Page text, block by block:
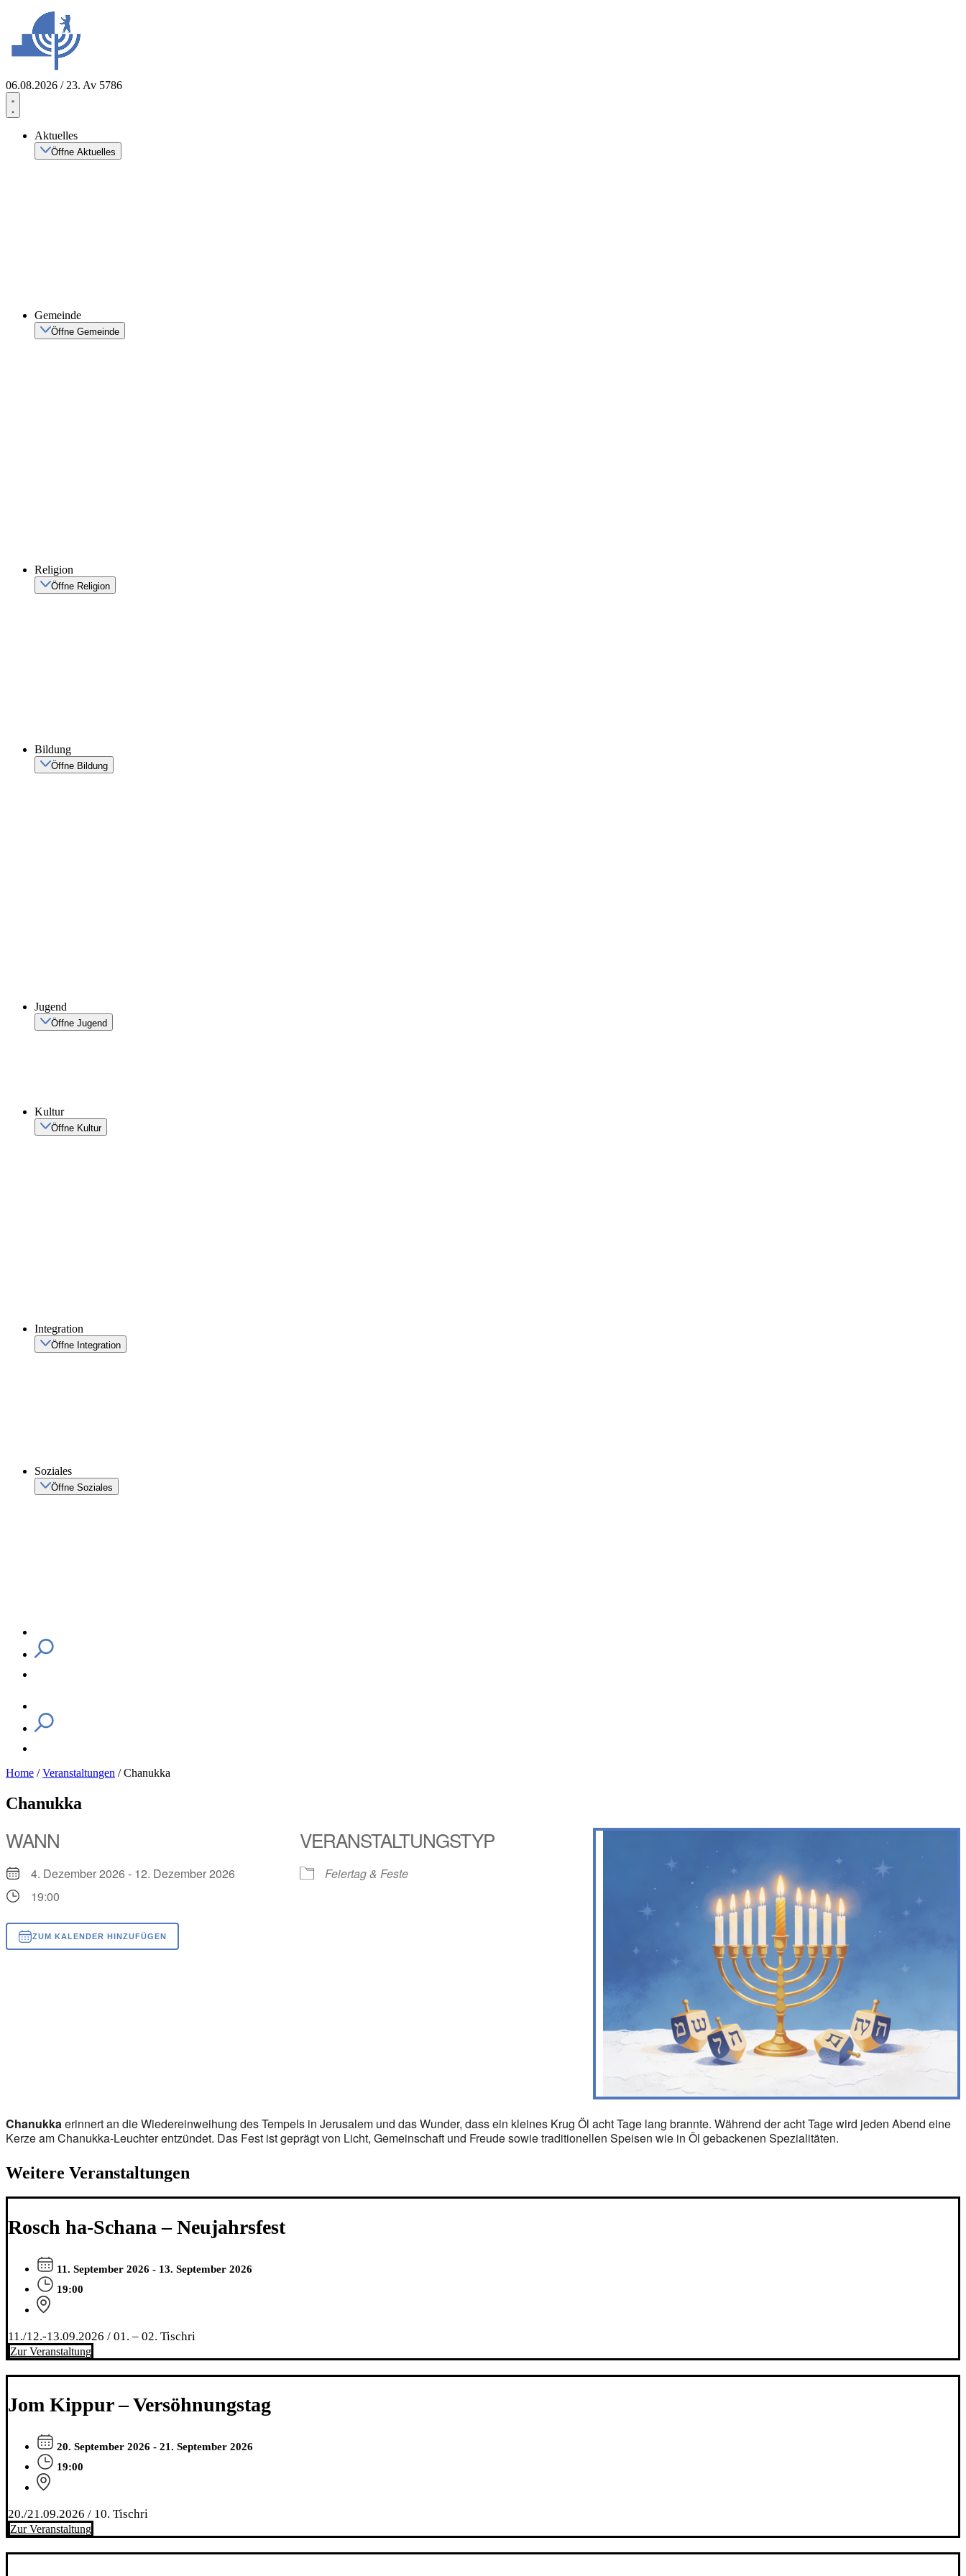
springen
06.08.2026 / 23. Av 5786
Aktuelles
Öffne Aktuelles
Gemeinde
Öffne Gemeinde
Religion
Öffne Religion
Bildung
Öffne Bildung
Jugend
Öffne Jugend
Kultur
Öffne Kultur
Integration
Öffne Integration
Soziales
Öffne Soziales
Home /Veranstaltungen /Chanukka
Chanukka
WANN
4. Dezember 2026 - 12. Dezember 2026
19:00
ZUM KALENDER HINZUFÜGEN
VERANSTALTUNGSTYP
Feiertag & Feste
Chanukka erinnert an die Wiedereinweihung des Tempels in Jerusalem und das Wunder, dass ein kleines Krug Öl acht Tage lang brannte. Während der acht Tage wird jeden Abend eine
Kerze am Chanukka-Leuchter entzündet. Das Fest ist geprägt von Licht, Gemeinschaft und Freude sowie traditionellen Speisen wie in Öl gebackenen Spezialitäten.
Weitere Veranstaltungen
Rosch ha-Schana – Neujahrsfest
11. September 2026 - 13. September 2026
19:00
11./12.-13.09.2026 / 01. – 02. Tischri
Zur Veranstaltung
Jom Kippur – Versöhnungstag
20. September 2026 - 21. September 2026
19:00
20./21.09.2026 / 10. Tischri
Zur Veranstaltung